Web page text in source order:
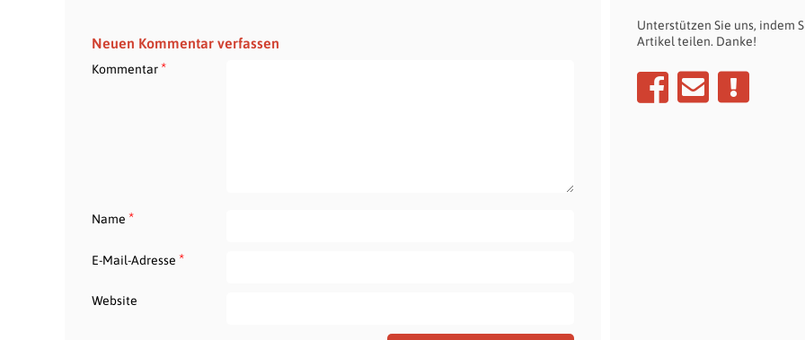
Neuen Kommentar verfassen
Kommentar*
Name *
E-Mail-Adresse *
Website
Unterstützen Sie uns, indem
Artikel teilen. Danke!